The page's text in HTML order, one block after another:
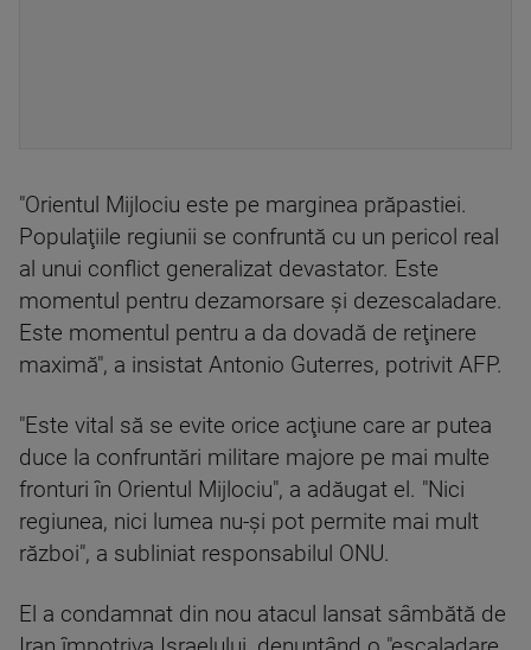
"Orientul Mijlociu este pe marginea prăpastiei.
Populaţiile regiunii se confruntă cu un pericol real
al unui conflict generalizat devastator. Este
momentul pentru dezamorsare şi dezescaladare.
Este momentul pentru a da dovadă de reţinere
maximă", a insistat Antonio Guterres, potrivit AFP.
"Este vital să se evite orice acţiune care ar putea
duce la confruntări militare majore pe mai multe
fronturi în Orientul Mijlociu", a adăugat el. "Nici
regiunea, nici lumea nu-şi pot permite mai mult
război", a subliniat responsabilul ONU.
El a condamnat din nou atacul lansat sâmbătă de